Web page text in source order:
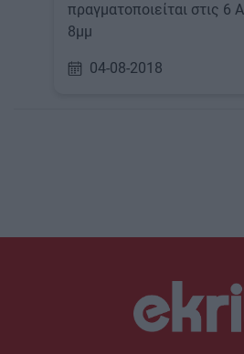
πραγματοποιείται στις 6
8μμ
04-08-2018